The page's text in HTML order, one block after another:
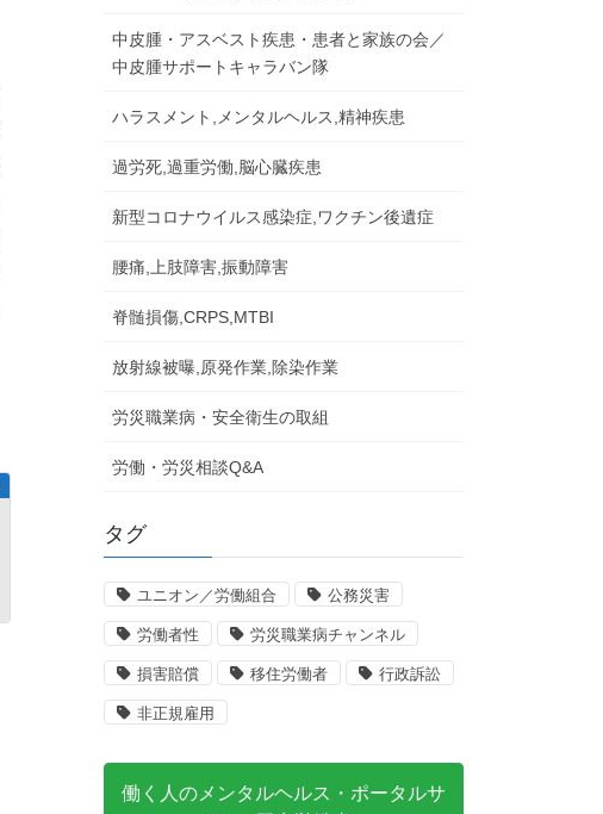
中皮腫・アスベスト疾患・患者と家族の会／
中皮腫サポートキャラバン隊
ハラスメント,メンタルヘルス,精神疾患
過労死,過重労働,脳心臓疾患
新型コロナウイルス感染症,ワクチン後遺症
腰痛,上肢障害,振動障害
脊髄損傷,CRPS,MTBI
放射線被曝,原発作業,除染作業
労災職業病・安全衛生の取組
労働・労災相談Q&A
タグ
ユニオン／労働組合 公務災害
労働者性 労災職業病チャンネル
損害賠償 移住労働者 行政訴訟
非正規雇用
働く人のメンタルヘルス・ポータルサ